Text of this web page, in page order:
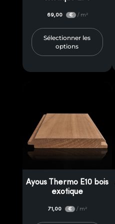
69,00 € / m²
Sélectionner les
options
Ayous Thermo E10 bois
exotique
71,00 € / m²